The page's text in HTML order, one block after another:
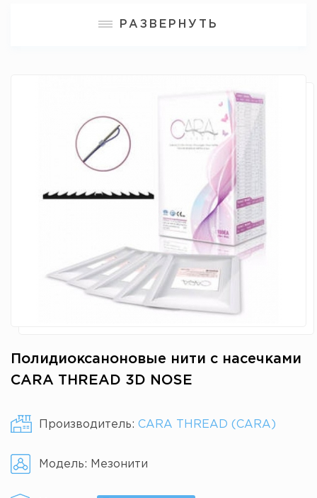
РАЗВЕРНУТЬ
Полидиоксаноновые нити с насечками
CARA THREAD 3D NOSE
Производитель: CARA THREAD (CARA)
Модель: Мезонити